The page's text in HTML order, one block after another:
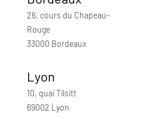
26, cours du Chapeau-
Rouge
33000 Bordeaux
Lyon
10, quai Tilsitt
69002 Lyon